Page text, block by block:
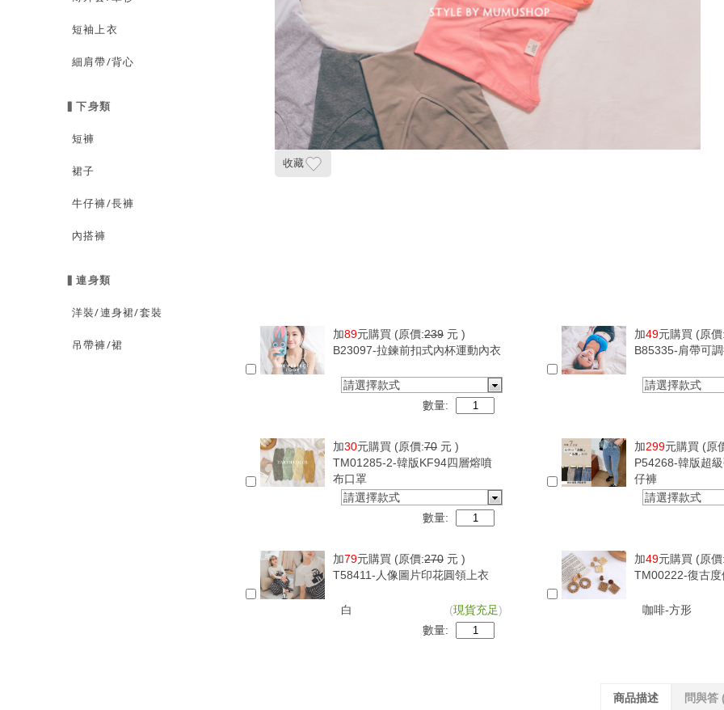
短袖上衣
細肩帶/背心
▍下身類
短褲
裙子
牛仔褲/長褲
內搭褲
▍連身類
洋裝/連身裙/套裝
吊帶褲/裙
收藏
加89元購買 (原價:239 元 )
B23097-拉鍊前扣式內杯運動內衣
請選擇款式
數量:
加49元購買 (原價:
B85335-肩帶可
請選擇款式
加30元購買 (原價:70 元 )
TM01285-2-韓版KF94四層熔噴
布口罩
請選擇款式
數量:
加299元購買 (原
P54268-韓版超
仔褲
請選擇款式
加79元購買 (原價:270 元 )
T58411-人像圖片印花圓領上衣
白 (現貨充足)
數量:
加49元購買 (原價:
TM00222-復古
咖啡-方形
商品描述 問與答